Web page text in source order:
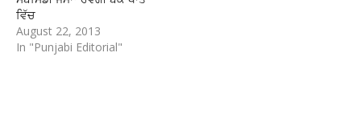
ਵਿੱਚ
August 22, 2013
In "Punjabi Editorial"